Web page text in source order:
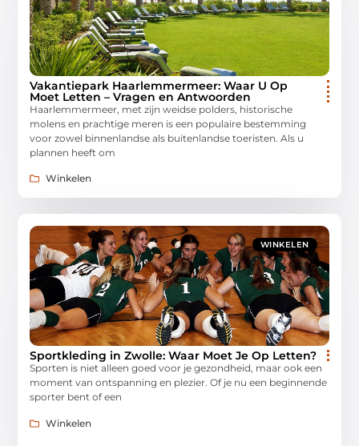
Vakantiepark Haarlemmermeer: Waar U Op
Moet Letten – Vragen en Antwoorden
Haarlemmermeer, met zijn weidse polders, historische
molens en prachtige meren is een populaire bestemming
voor zowel binnenlandse als buitenlandse toeristen. Als u
plannen heeft om
Winkelen
WINKELEN
Sportkleding in Zwolle: Waar Moet Je Op Letten?
Sporten is niet alleen goed voor je gezondheid, maar ook een
moment van ontspanning en plezier. Of je nu een beginnende
sporter bent of een
Winkelen